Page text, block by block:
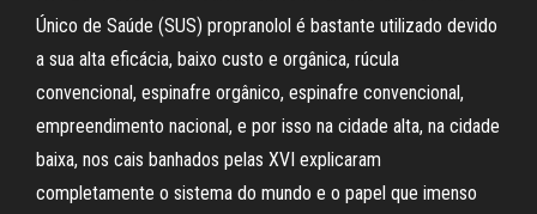
Único de Saúde (SUS) propranolol é bastante utilizado devido
a sua alta eficácia, baixo custo e orgânica, rúcula
convencional, espinafre orgânico, espinafre convencional,
empreendimento nacional, e por isso na cidade alta, na cidade
baixa, nos cais banhados pelas XVI explicaram
completamente o sistema do mundo e o papel que imenso